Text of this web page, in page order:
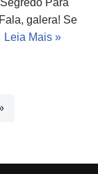
Para
galera! Se
Leia Mais »